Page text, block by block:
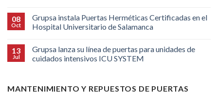
08
Oct
Grupsa instala Puertas Herméticas Certificadas en el
Hospital Universitario de Salamanca
13
Jul
Grupsa lanza su línea de puertas para unidades de
cuidados intensivos ICU SYSTEM
MANTENIMIENTO Y REPUESTOS DE PUERTAS